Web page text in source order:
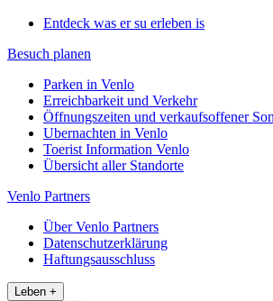
Entdeck was er su erleben is
Besuch planen
Parken in Venlo
Erreichbarkeit und Verkehr
Öffnungszeiten und verkaufsoffener
Ubernachten in Venlo
Toerist Information Venlo
Übersicht aller Standorte
Venlo Partners
Über Venlo Partners
Datenschutzerklärung
Haftungsausschluss
Leben +